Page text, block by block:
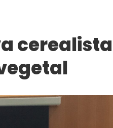
cerealista